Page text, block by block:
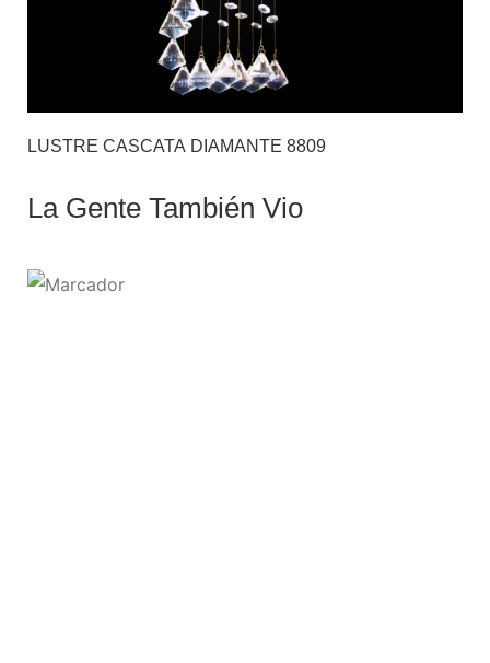
LUSTRE CASCATA DIAMANTE 8809
La Gente También Vio